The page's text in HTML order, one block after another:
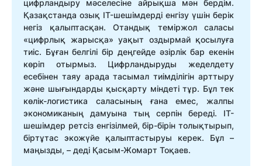
цифрландыру мәселесіне айрықша мән бердім.
Қазақстанда озық IT-шешімдерді енгізу үшін берік
негіз қалыптасқан. Отандық теміржол саласы
«цифрлық жарысқа» уақыт оздырмай қосылуға
тиіс. Бұған белгілі бір деңгейде әзірлік бар екенін
көріп отырмыз. Цифрландыруды жеделдету
есебінен таяу арада тасымал тиімділігін арттыру
және шығындарды қысқарту міндеті тұр. Бұл тек
көлік-логистика саласының ғана емес, жалпы
экономиканың дамуына тың серпін береді. IT-
шешімдер ретсіз енгізілмей, бір-бірін толықтырып,
біртұтас экожүйе қалыптастыруы керек. Бұл –
маңызды, – деді Қасым-Жомарт Тоқаев.